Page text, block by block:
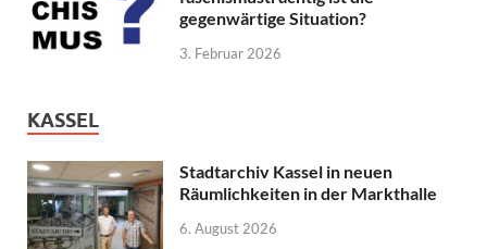
gegenwärtige Situation?
3. Februar 2026
KASSEL
Stadtarchiv Kassel in neuen
Räumlichkeiten in der Markthalle
6. August 2026